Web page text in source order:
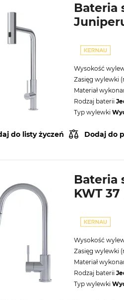
Bateria
Wysokość
Zasięg wylewki
Materiał
Rodzaj baterii
Typ wylewki
do listy życzeń Dodaj do
Bateria
KWT
Wysokość
Zasięg wylewki
Materiał
Rodzaj baterii
Typ wylewki